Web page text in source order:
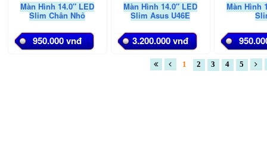
Màn Hình 14.0″ LED
Slim Chân Nhỏ
950.000 vnđ
Màn Hình 14.0″ LED
Slim Asus U46E
3.200.000 vnđ
Màn Hình
1 2 3 4 5